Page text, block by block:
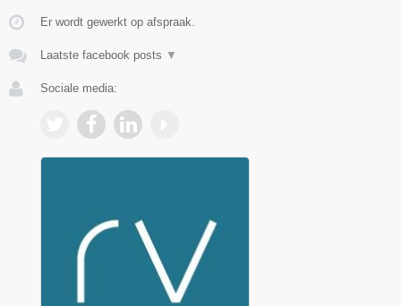
Er wordt gewerkt op afspraak.
Laatste facebook posts ▼
Sociale media: